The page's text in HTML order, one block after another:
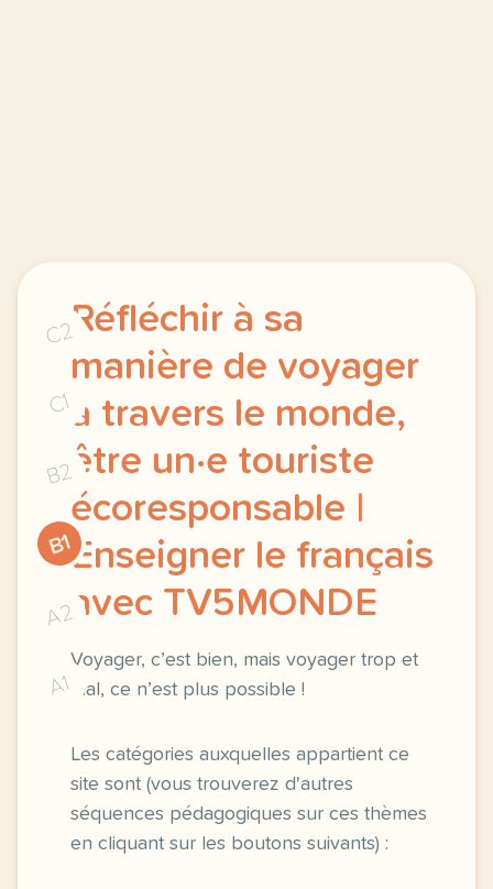
C2
C1
B2
B1
A2
A1
Réfléchir à sa
manière de voyager
à travers le monde,
être un·e touriste
écoresponsable |
Enseigner le français
avec TV5MONDE
Voyager, c’est bien, mais voyager trop et
mal, ce n’est plus possible !
Les catégories auxquelles appartient ce
site sont (vous trouverez d'autres
séquences pédagogiques sur ces thèmes
en cliquant sur les boutons suivants) :